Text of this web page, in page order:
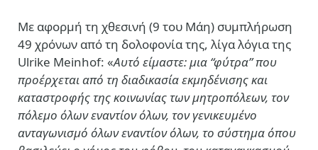
Με αφορμή τη χθεσινή (9 του Μάη) συμπλήρωση
49 χρόνων από τη δολοφονία της, λίγα λόγια της
Ulrike Meinhof: «Αυτό είμαστε: μια “φύτρα” που
προέρχεται από τη διαδικασία εκμηδένισης και
καταστροφής της κοινωνίας των μητροπόλεων, τον
πόλεμο όλων εναντίον όλων, τον γενικευμένο
ανταγωνισμό όλων εναντίον όλων, το σύστημα όπου